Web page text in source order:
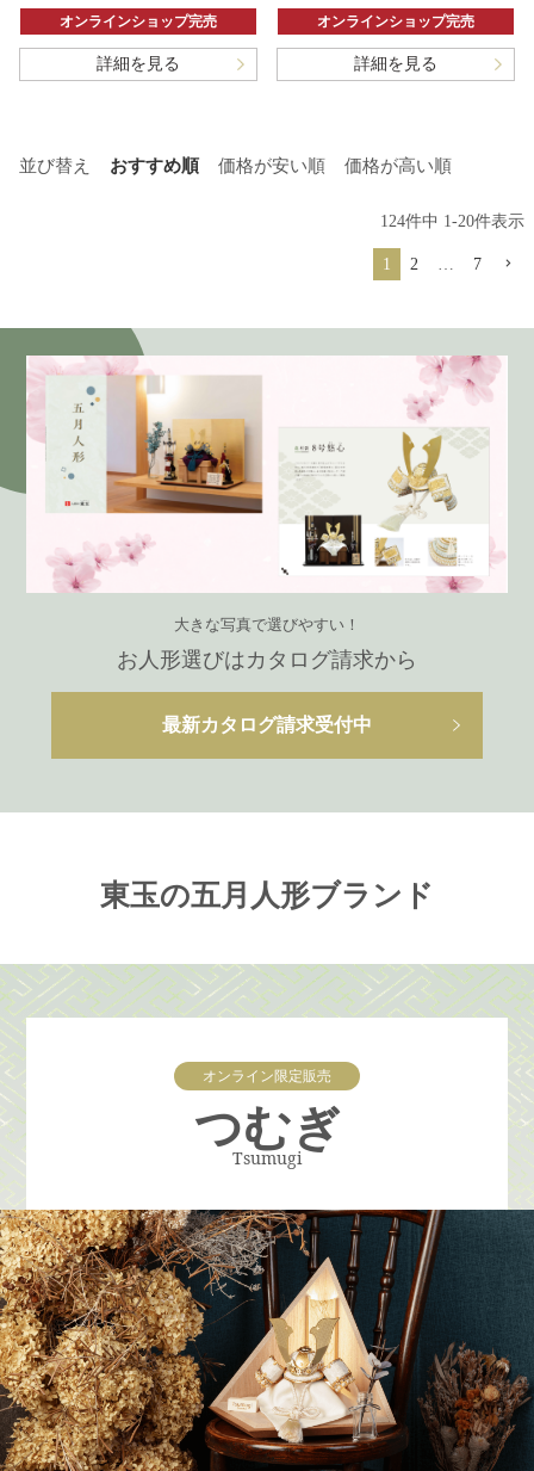
オンラインショップ完売
詳細を見る
オンラインショップ完売
詳細を見る
並び替え おすすめ順 価格が安い順 価格が高い順
124件中 1 -20件表示
1 2 7
大きな写真で選びやすい！
お人形選びはカタログ請求から
最新カタログ請求受付中
東玉の五月人形ブランド
オンライン限定販売
つむぎ
Tsumugi